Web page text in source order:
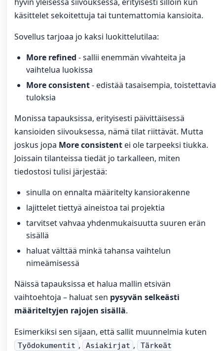
käsittelet sekoitettuja tai tuntemattomia kansioita.
Sovellus tarjoaa jo kaksi luokittelutilaa:
More refined - sallii enemmän vivahteita ja
vaihtelua luokissa
More consistent- edistää tasaisempia, toistettavia
tuloksia
Monissa tapauksissa, erityisesti päivittäisessä
kansioiden siivouksessa, nämä tilat riittävät. Mutta
joskus jopa More consistent ei ole tarpeeksi tiukka.
Joissain tilanteissa tiedät jo tarkalleen, miten
tiedostosi tulisi järjestää:
sinulla on ennalta määritelty kansiorakenne
lajittelet tiettyä aineistoa tai projektia
tarvitset vahvaa yhdenmukaisuutta suuren erän
sisällä
haluat välttää minkä tahansa vaihtelun
nimeämisessä
Näissä tapauksissa et halua mallin etsivän
vaihtoehtoja – haluat sen pysyvän selkeästi
määriteltyjen rajojen sisällä.
Esimerkiksi sen sijaan, että sallit muunnelmia kuten
Työdokumentit , Asiakirjat , Tärkeät